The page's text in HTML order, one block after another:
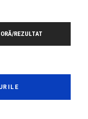
ORĂ/REZULTAT